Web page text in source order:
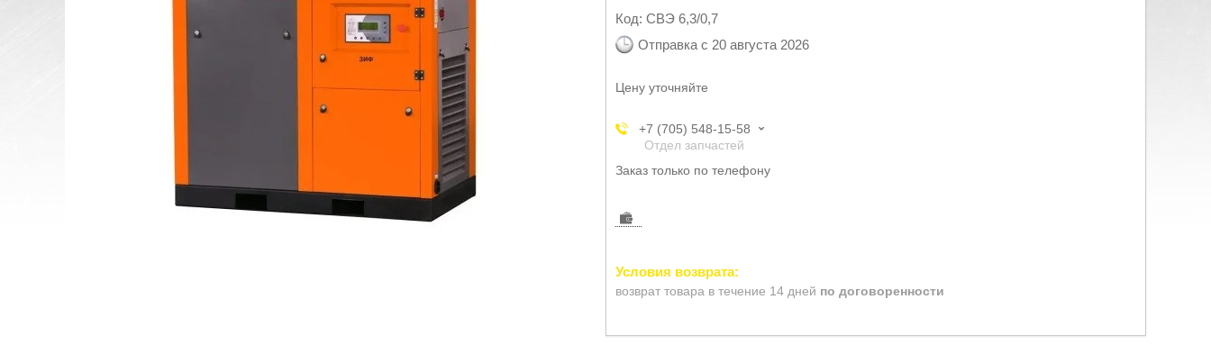
Код: СВЭ 6,3/0,7
Отправка с 20 августа 2026
Цену уточняйте
+7 (705) 548-15-58
Отдел запчастей
Заказ только по телефону
возврат товара в течение 14 дней по договоренности